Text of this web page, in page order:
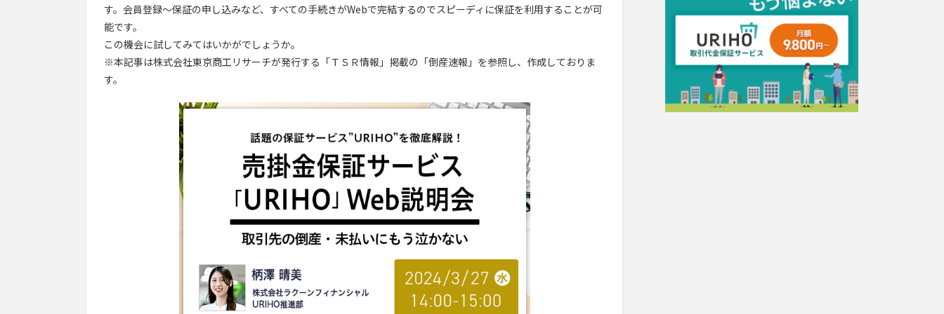
す。会員登録～保証の申し込みなど、すべての手続きがWebで完結するのでスピーディに保証を利用することが可
能です。
この機会に試してみてはいかがでしょうか。
※本記事は株式会社東京商工リサーチが発行する「ＴＳＲ情報」掲載の「倒産速報」を参照し、作成しておりま
す。